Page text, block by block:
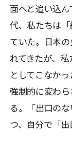
面へと追い込
代、私たちは
ていた。日本
れてきたが、
としてこなか
強制的に変わ
る。「出口の
つ、自分で「出